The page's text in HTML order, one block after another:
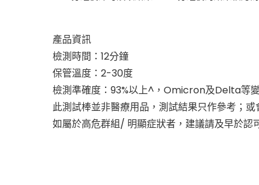
產品資訊
檢測時間：12分鐘
保管溫度：2-30度
檢測準確度：93%以上^，Omicron及Delta等
此測試棒並非醫療用品，測試結果只作參考；
如屬於高危群組/ 明顯症狀者，建議請及早於認